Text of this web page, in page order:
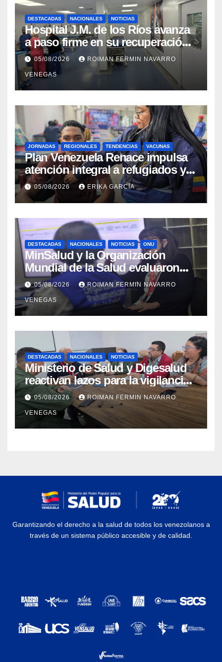
DESTACADAS NACIONALES NOTICIAS
Hospital J.M. de los Ríos avanza
a paso firme en su recuperación
tras los recientes eventos
sísmicos
05/08/2026 ROIMAN FERMIN NAVARRO
VENEGAS
JORNADAS REGIONALES TENDENCIAS VACUNAS
​Plan Venezuela Renace impulsa
atención integral a refugiados y
evaluación de vacunación en
Aragua
05/08/2026 ERIKA GARCÍA
DESTACADAS NACIONALES NOTICIAS ONU
MinSalud y la Organización
Mundial de la Salud evaluaron
propuesta técnica integral en
materia de agua saneamiento e
higiene ante contingencia
sísmica
05/08/2026 ROIMAN FERMIN NAVARRO
VENEGAS
DESTACADAS NACIONALES NOTICIAS
Ministerio de Salud y Digesalud
reactivan lazos para la vigilancia
epidemiológica y el control de
enfermedades
05/08/2026 ROIMAN FERMIN NAVARRO
VENEGAS
Garantizando el derecho a la salud de todos los venezolanos a
través de un sistema público accesible y de calidad.